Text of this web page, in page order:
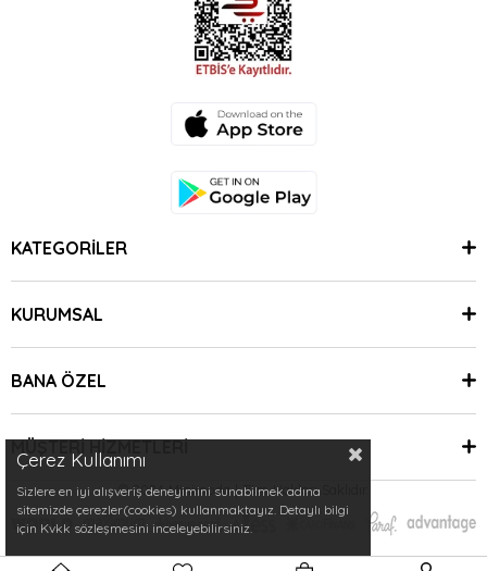
KATEGORİLER
KURUMSAL
BANA ÖZEL
MÜŞTERİ HİZMETLERİ
© 2024 Minimoda | Tüm Hakları Saklıdır.
Çerez Kullanımı
Sizlere en iyi alışveriş deneyimini sunabilmek adına
sitemizde çerezler(cookies) kullanmaktayız. Detaylı bilgi
için Kvkk sözleşmesini inceleyebilirsiniz.